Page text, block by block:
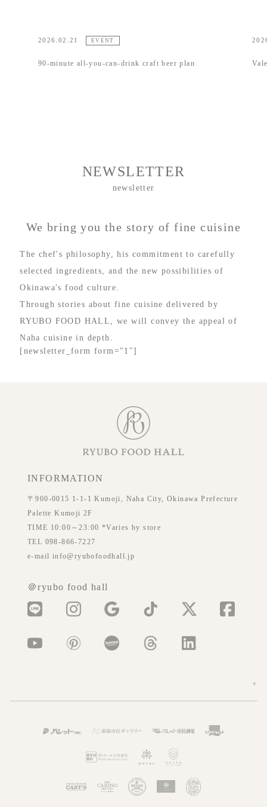
EVENT
minute all-you-can-drink craft beer plan Valentine's
NEWSLETTER
newsletter
We bring you the story of fine cuisine
The chef's philosophy, his commitment to carefully
selected ingredients, and the new possibilities of
Okinawa's food culture.
Through stories about fine cuisine delivered by
RYUBO FOOD HALL, we will convey the appeal of
Naha cuisine in depth.
[newsletter_form form="1"]
INFORMATION
〒900-0015 1-1-1 Kumoji, Naha City, Okinawa Prefecture
Palette Kumoji 2F
TIME 10:00～23:00 *Varies by store
TEL 098-866-7227
e-mail info@ryubofoodhall.jp
＠ryubo food hall